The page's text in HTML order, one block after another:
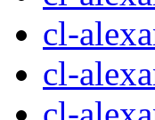
cl-
cl-